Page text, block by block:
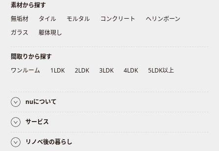
素材から探す
無垢材
タイル モルタル コンクリート
ヘリンボーン
ガラス
躯体現し
間取りから探す
ワンルーム
1LDK 2LDK 3LDK 4LDK 5LDK以上
nuについて
サービス
リノベ後の暮らし